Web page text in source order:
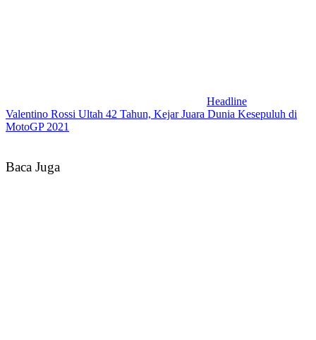
Headline
Valentino Rossi Ultah 42 Tahun, Kejar Juara Dunia Kesepuluh di
MotoGP 2021
Baca Juga